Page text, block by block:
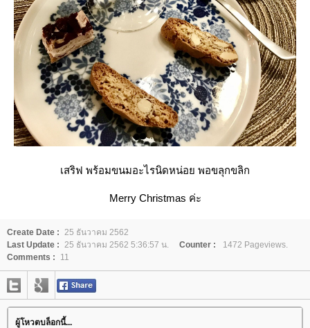
เสริฟ พร้อมขนมอะไรนิดหน่อย พอขลุกขลิก
Merry Christmas ค่ะ
Create Date :
25 ธันวาคม 2562
Last Update :
25 ธันวาคม 2562 5:36:57 น. Counter :
1472 Pageviews.
Comments :
11
ผู้โหวตบล็อกนี้...